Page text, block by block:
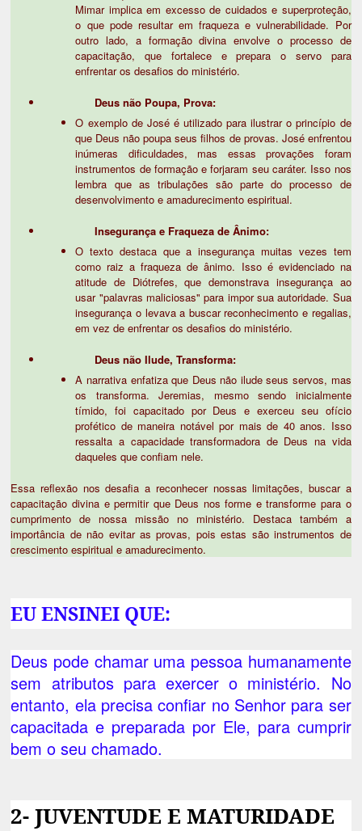
Mimar implica em excesso de cuidados e superproteção,
o que pode resultar em fraqueza e vulnerabilidade. Por
outro lado, a formação divina envolve o processo de
capacitação, que fortalece e prepara o servo para
enfrentar os desafios do ministério.
Deus não Poupa, Prova:
O exemplo de José é utilizado para ilustrar o princípio de
que Deus não poupa seus filhos de provas. José enfrentou
inúmeras dificuldades, mas essas provações foram
instrumentos de formação e forjaram seu caráter. Isso nos
lembra que as tribulações são parte do processo de
desenvolvimento e amadurecimento espiritual.
Insegurança e Fraqueza de Ânimo:
O texto destaca que a insegurança muitas vezes tem
como raiz a fraqueza de ânimo. Isso é evidenciado na
atitude de Diótrefes, que demonstrava insegurança ao
usar "palavras maliciosas" para impor sua autoridade. Sua
insegurança o levava a buscar reconhecimento e regalias,
em vez de enfrentar os desafios do ministério.
Deus não Ilude, Transforma:
A narrativa enfatiza que Deus não ilude seus servos, mas
os transforma. Jeremias, mesmo sendo inicialmente
tímido, foi capacitado por Deus e exerceu seu ofício
profético de maneira notável por mais de 40 anos. Isso
ressalta a capacidade transformadora de Deus na vida
daqueles que confiam nele.
Essa reflexão nos desafia a reconhecer nossas limitações, buscar a
capacitação divina e permitir que Deus nos forme e transforme para o
cumprimento de nossa missão no ministério. Destaca também a
importância de não evitar as provas, pois estas são instrumentos de
crescimento espiritual e amadurecimento.
EU ENSINEI QUE:
Deus pode chamar uma pessoa humanamente
sem atributos para exercer o ministério. No
entanto, ela precisa confiar no Senhor para ser
capacitada e preparada por Ele, para cumprir
bem o seu chamado.
2- JUVENTUDE E MATURIDADE